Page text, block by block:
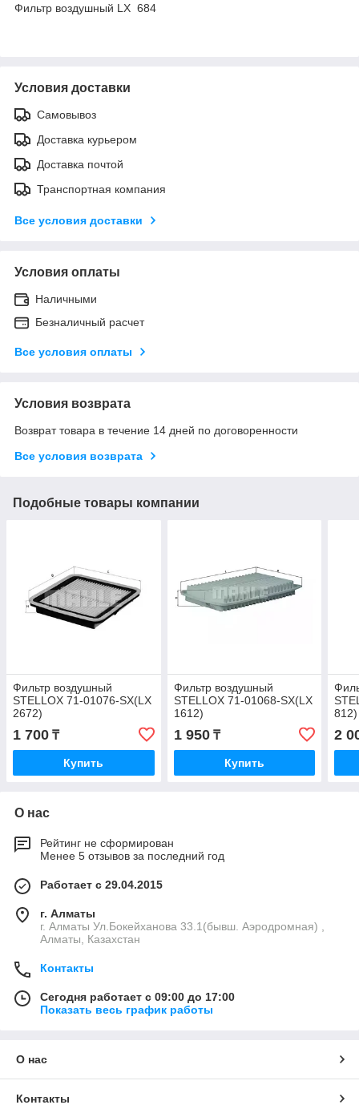
Фильтр воздушный LX 684
Условия доставки
Самовывоз
Доставка курьером
Доставка почтой
Транспортная компания
Все условия доставки
Условия оплаты
Наличными
Безналичный расчет
Все условия оплаты
Условия возврата
Возврат товара в течение 14 дней по договоренности
Все условия возврата
Подобные товары компании
Фильтр воздушный
STELLOX 71-01076-SX(LX
2672)
1 700 ₸
Купить
Фильтр воздушный
STELLOX 71-01068-SX(LX
1612)
1 950₸
Купить
812)
2
О нас
Рейтинг не сформирован
Менее 5 отзывов за последний год
Работает с 29.04.2015
г. Алматы
г. Алматы Ул.Бокейханова 33.1(бывш. Аэродромная) ,
Алматы, Казахстан
Контакты
Сегодня работает с 09:00 до 17:00
Показать весь график работы
О нас
Контакты